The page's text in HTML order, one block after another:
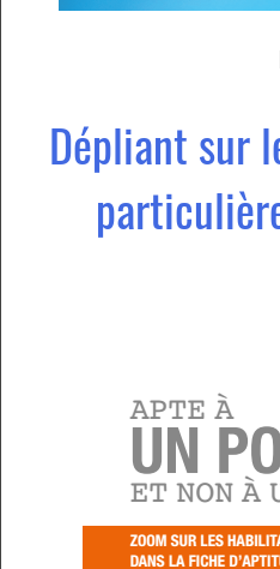
Dépliant sur